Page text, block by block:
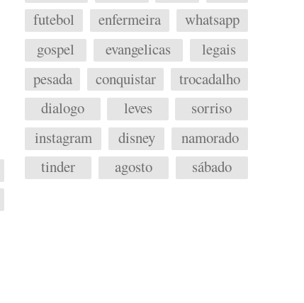
futebol
enfermeira
whatsapp
gospel
evangelicas
legais
pesada
conquistar
trocadalho
dialogo
leves
sorriso
instagram
disney
namorado
tinder
agosto sábado